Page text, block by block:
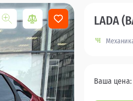
LADA
Ваша цена: